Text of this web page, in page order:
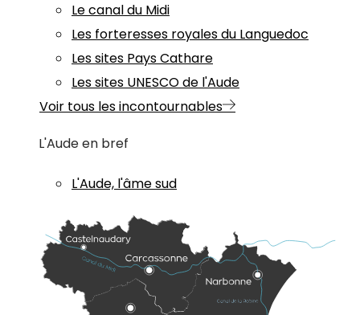
Le canal du Midi
Les forteresses royales du Languedoc
Les sites Pays Cathare
Les sites UNESCO de l'Aude
Voir tous les incontournables
L'Aude en bref
L'Aude, l'âme sud